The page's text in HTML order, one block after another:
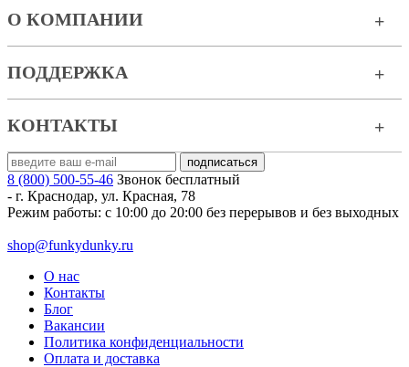
О КОМПАНИИ
ПОДДЕРЖКА
КОНТАКТЫ
8 (800) 500-55-46 Звонок бесплатный
- г. Краснодар, ул. Красная, 78
Режим работы: с 10:00 до 20:00 без перерывов и без выходных
shop@funkydunky.ru
О нас
Контакты
Блог
Вакансии
Политика конфиденциальности
Оплата и доставка